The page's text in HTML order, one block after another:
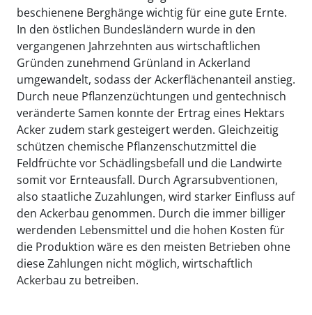
beschienene Berghänge wichtig für eine gute Ernte.
In den östlichen Bundesländern wurde in den
vergangenen Jahrzehnten aus wirtschaftlichen
Gründen zunehmend Grünland in Ackerland
umgewandelt, sodass der Ackerflächenanteil anstieg.
Durch neue Pflanzenzüchtungen und gentechnisch
veränderte Samen konnte der Ertrag eines Hektars
Acker zudem stark gesteigert werden. Gleichzeitig
schützen chemische Pflanzenschutzmittel die
Feldfrüchte vor Schädlingsbefall und die Landwirte
somit vor Ernteausfall. Durch Agrarsubventionen,
also staatliche Zuzahlungen, wird starker Einfluss auf
den Ackerbau genommen. Durch die immer billiger
werdenden Lebensmittel und die hohen Kosten für
die Produktion wäre es den meisten Betrieben ohne
diese Zahlungen nicht möglich, wirtschaftlich
Ackerbau zu betreiben.